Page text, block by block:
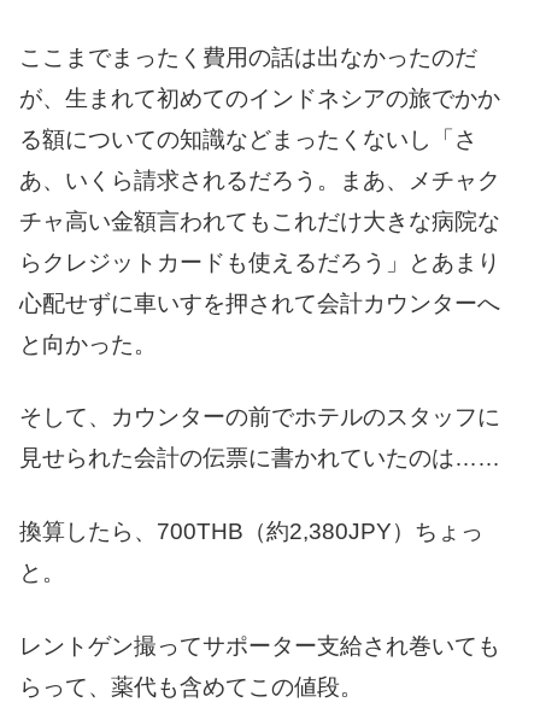
ここまでまったく費用の話は出なかったのだ
が、生まれて初めてのインドネシアの旅でかか
る額についての知識などまったくないし「さ
あ、いくら請求されるだろう。まあ、メチャク
チャ高い金額言われてもこれだけ大きな病院な
らクレジットカードも使えるだろう」とあまり
心配せずに車いすを押されて会計カウンターへ
と向かった。
そして、カウンターの前でホテルのスタッフに
見せられた会計の伝票に書かれていたのは……
換算したら、700THB（約2,380JPY）ちょっ
と。
レントゲン撮ってサポーター支給され巻いても
らって、薬代も含めてこの値段。